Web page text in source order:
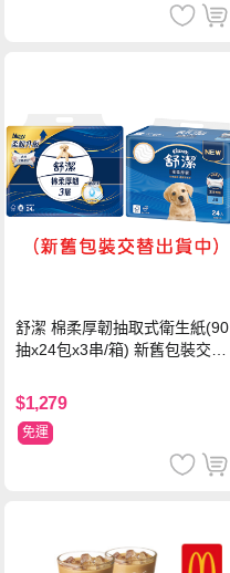
舒潔 棉柔厚韌抽取式衛生紙(90
抽x24包x3串/箱) 新舊包裝交替
$1,279
免運